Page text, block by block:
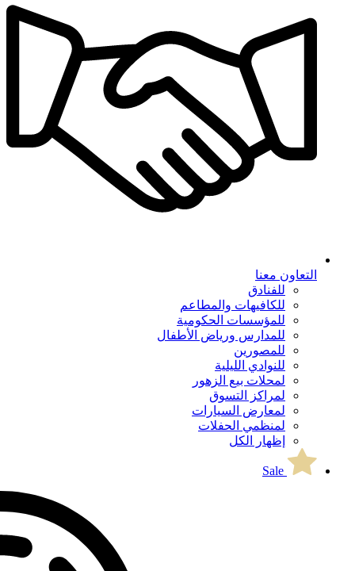
التعاون معنا
للفنادق
للكافيهات والمطاعم
للمؤسسات الحكومية
للمدارس ورياض الأطفال
للمصورين
للنوادي الليلية
لمحلات بيع الزهور
لمراكز التسوق
لمعارض السيارات
لمنظمي الحفلات
إظهار الكل